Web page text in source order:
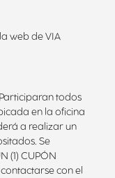
web de VIA
todos
en la oficina
a realizar un
Se
(1) CUPÓN
con el